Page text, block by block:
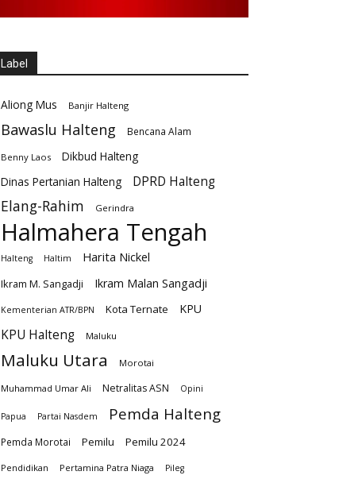
Label
Aliong Mus Banjir Halteng
Bawaslu Halteng Bencana Alam
Benny Laos
Dikbud Halteng
Dinas Pertanian Halteng
DPRD Halteng
Elang-Rahim Gerindra
Halmahera Tengah
Halteng Haltim Harita Nickel
Ikram M. Sangadji Ikram Malan Sangadji
Kementerian ATR/BPN Kota Ternate KPU
KPU Halteng Maluku
Maluku Utara Morotai
Muhammad Umar Ali Netralitas ASN Opini
Papua Partai Nasdem Pemda Halteng
Pemda Morotai Pemilu Pemilu 2024
Pendidikan Pertamina Patra Niaga Pileg